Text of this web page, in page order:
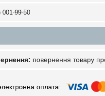
001-99-50
повернення товару